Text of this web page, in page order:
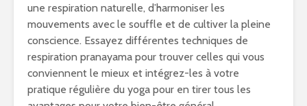
une respiration naturelle, d’harmoniser les
mouvements avec le souffle et de cultiver la pleine
conscience. Essayez différentes techniques de
respiration pranayama pour trouver celles qui vous
conviennent le mieux et intégrez-les à votre
pratique régulière du yoga pour en tirer tous les